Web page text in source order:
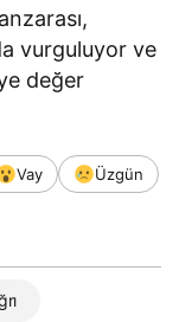
vurguluyor ve
değer
Vay
Üzgün